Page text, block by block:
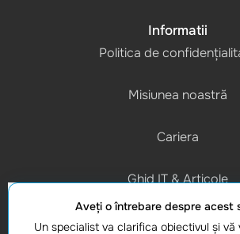
Informatii
Politica de
Misiunea noastră
Cariera
Ghid IT & Articole
Program de lucru
Aveţi o întrebare despre acest
Un specialist va clarifica obiectivul şi vă